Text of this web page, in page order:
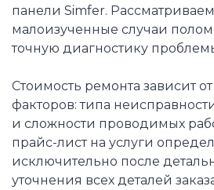
панели Simfer.
малоизученные случаи
точную диагностику
Стоимость ремонта зависит
факторов: типа
и сложности проводимых
прайс-лист на услуги
исключительно после
уточнения всех деталей